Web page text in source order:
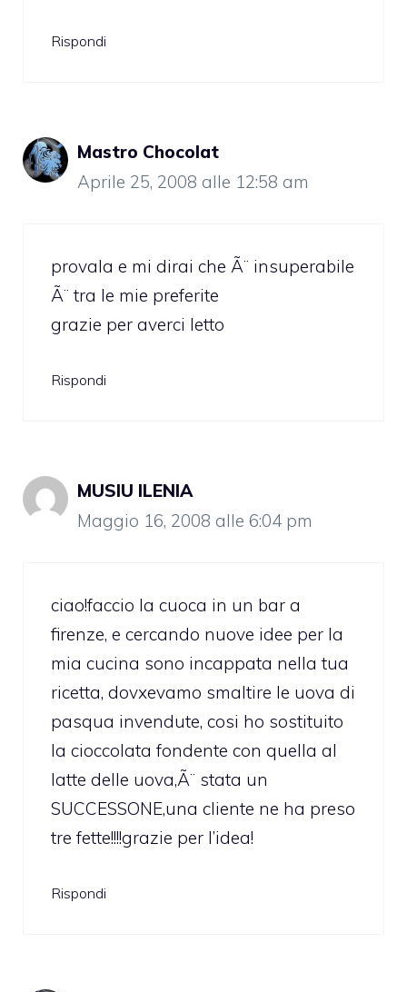
Rispondi
Mastro Chocolat
Aprile 25, 2008 alle 12:58 am
provala e mi dirai che Ã¨ insuperabile
Ã¨ tra le mie preferite
grazie per averci letto
Rispondi
MUSIU ILENIA
Maggio 16, 2008 alle 6:04 pm
ciao!faccio la cuoca in un bar a
firenze, e cercando nuove idee per la
mia cucina sono incappata nella tua
ricetta, dovxevamo smaltire le uova di
pasqua invendute, cosi ho sostituito
la cioccolata fondente con quella al
latte delle uova,Ã¨ stata un
SUCCESSONE,una cliente ne ha preso
tre fette!!!!grazie per l’idea!
Rispondi